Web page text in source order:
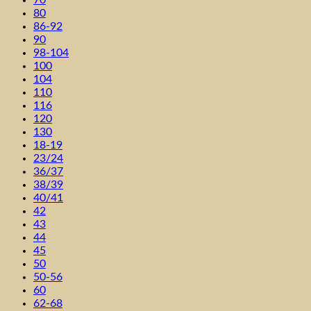
80
86-92
90
98-104
100
104
110
116
120
130
18-19
23/24
36/37
38/39
40/41
42
43
44
45
50
50-56
60
62-68